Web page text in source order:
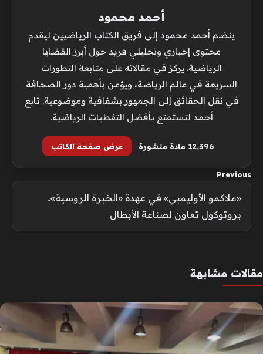
أحمد محمود
ينضم أحمد محمود إلى فريق الكتاب الرياضيين ليقدم
محتوى إخباري وتحليلي فريد حول أبرز القضايا
الرياضية. يركز في مقالاته على متابعة التطورات
السريعة في عالم الرياضة، ويؤمن بأهمية دور الصحافة
في نقل الحقائق إلى الجمهور بشفافية وموضوعية. تابع
أحمد لتستمتع بأفضل التغطيات الرياضية.
12٬396 مادة منشورة عرض صفحة الكاتب
Previous
«ملاكمو الأوليمبي» في عهدة «الخبرة الروسية»..
بروتوكول تعاون لصناعة الأبطال
مقالات مشابهة